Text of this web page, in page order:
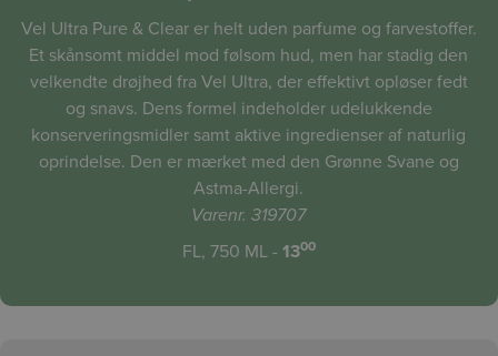
Vel Ultra Pure & Clear er helt uden parfume og farvestoffer.
Et skånsomt middel mod følsom hud, men har stadig den
velkendte drøjhed fra Vel Ultra, der effektivt opløser fedt
og snavs. Dens formel indeholder udelukkende
konserveringsmidler samt aktive ingredienser af naturlig
oprindelse. Den er mærket med den Grønne Svane og
Astma-Allergi.
Varenr. 319707
FL, 750 ML - 1300